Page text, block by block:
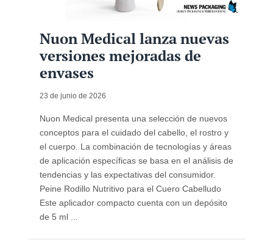
Nuon Medical lanza nuevas
versiones mejoradas de
envases
23 de junio de 2026
Nuon Medical presenta una selección de nuevos
conceptos para el cuidado del cabello, el rostro y
el cuerpo. La combinación de tecnologías y áreas
de aplicación específicas se basa en el análisis de
tendencias y las expectativas del consumidor.
Peine Rodillo Nutritivo para el Cuero Cabelludo
Este aplicador compacto cuenta con un depósito
de 5 ml ...